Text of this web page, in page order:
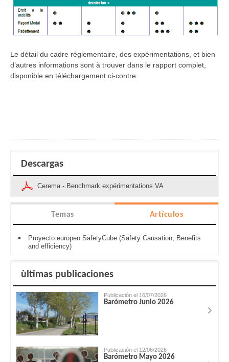
Le détail du cadre réglementaire, des expérimentations, et bien
d’autres informations sont à trouver dans le rapport complet,
disponible en téléchargement ci-contre.
Descargas
Cerema - Benchmark expérimentations VA
Temas Artículos
Proyecto europeo SafetyCube (Safety Causation, Benefits
and efficiency)
ùltimas publicaciones
Publicación el 16/07/2026
Barómetro Junio 2026
Publicación el 12/06/2026
Barómetro Mayo 2026